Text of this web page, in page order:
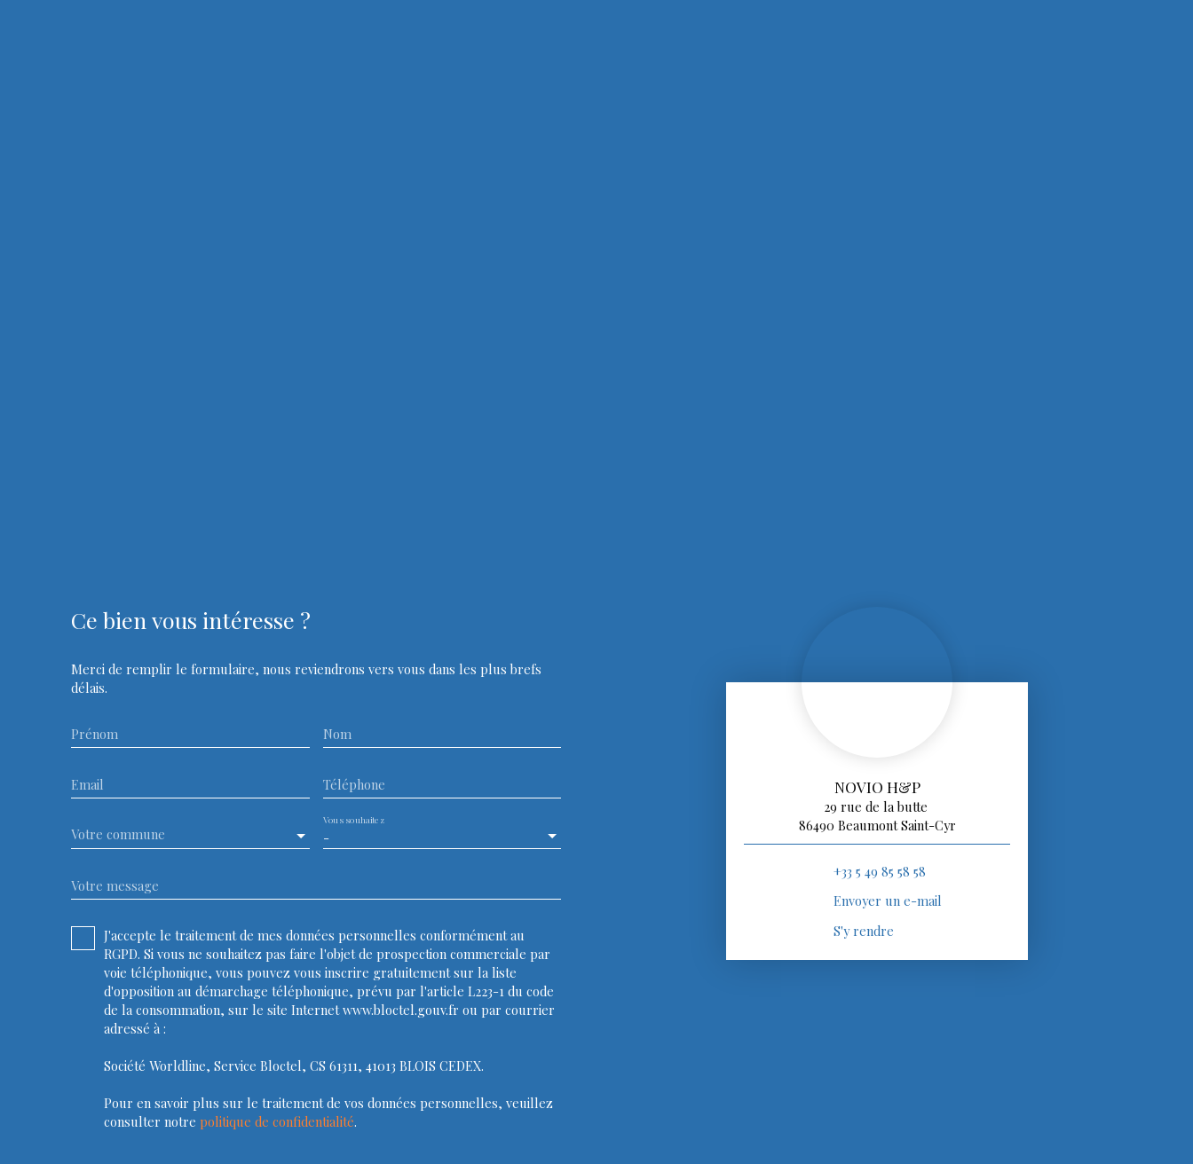
Ce bien vous intéresse ?
Merci de remplir le formulaire, nous reviendrons vers vous dans les plus brefs
délais.
Prénom Nom
Email Téléphone
Votre commune -
Vous souhaitez
Votre message
J'accepte le traitement de mes données personnelles conformément au
RGPD. Si vous ne souhaitez pas faire l'objet de prospection commerciale par
voie téléphonique, vous pouvez vous inscrire gratuitement sur la liste
d'opposition au démarchage téléphonique, prévu par l'article L223-1 du code
de la consommation, sur le site Internet www.bloctel.gouv.fr ou par courrier
adressé à :
Société Worldline, Service Bloctel, CS 61311, 41013 BLOIS CEDEX.
Pour en savoir plus sur le traitement de vos données personnelles, veuillez
consulter notre politique de confidentialité.
NOVIO H&P
29 rue de la butte
86490 Beaumont Saint-Cyr
+33 5 49 85 58 58
Envoyer un e-mail
S'y rendre